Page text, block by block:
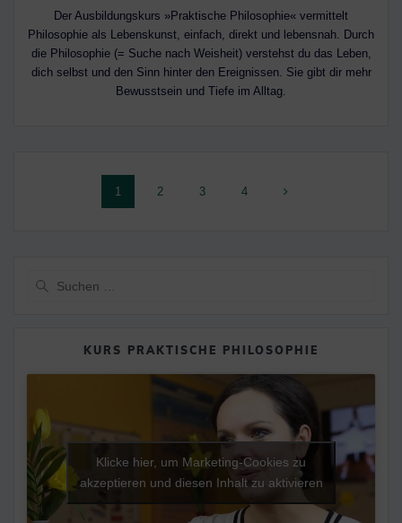
Der Ausbildungskurs »Praktische Philosophie« vermittelt
Philosophie als Lebenskunst, einfach, direkt und lebensnah. Durch
die Philosophie (= Suche nach Weisheit) verstehst du das Leben,
dich selbst und den Sinn hinter den Ereignissen. Sie gibt dir mehr
Bewusstsein und Tiefe im Alltag.
Beitragsnavigation
Seite
1 Seite
2 Seite
3 Seite
4
KURS PRAKTISCHE PHILOSOPHIE
Klicke hier, um Marketing-Cookies zu
akzeptieren und diesen Inhalt zu aktivieren